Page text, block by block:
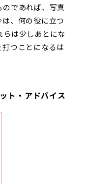
のであれば、写真
、何の役に立つ
らは少しあとにな
つことになるは
ト・アドバイス